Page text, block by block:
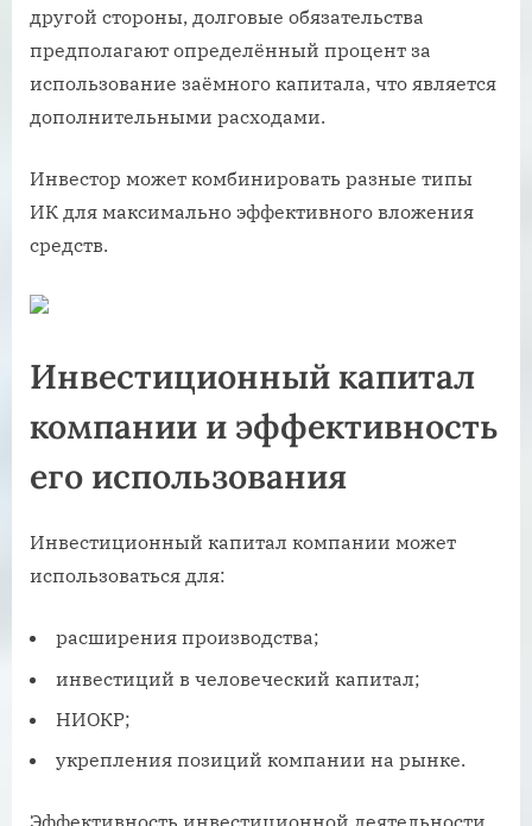
другой стороны, долговые обязательства
предполагают определённый процент за
использование заёмного капитала, что является
дополнительными расходами.
Инвестор может комбинировать разные типы
ИК для максимально эффективного вложения
средств.
Инвестиционный капитал
компании и эффективность
его использования
Инвестиционный капитал компании может
использоваться для:
расширения производства;
инвестиций в человеческий капитал;
НИОКР;
укрепления позиций компании на рынке.